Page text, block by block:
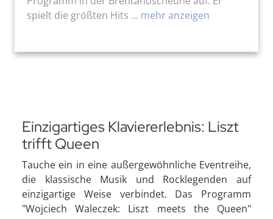
spielt die größten Hits ... mehr anzeigen
Einzigartiges Klaviererlebnis: Liszt
trifft Queen
Tauche ein in eine außergewöhnliche Eventreihe,
die klassische Musik und Rocklegenden auf
einzigartige Weise verbindet. Das Programm
"Wojciech Waleczek: Liszt meets the Queen"